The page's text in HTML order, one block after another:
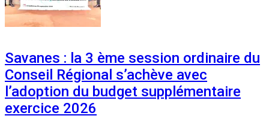
Savanes : la 3 ème session ordinaire du
Conseil Régional s’achève avec
l’adoption du budget supplémentaire
exercice 2026